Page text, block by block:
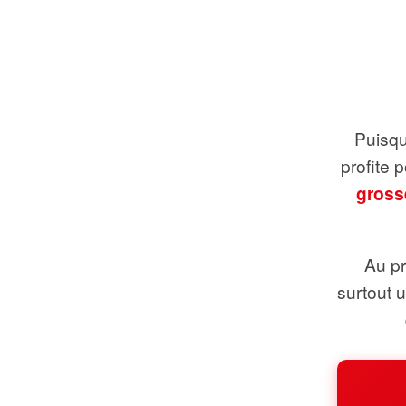
profite
Au
surtout